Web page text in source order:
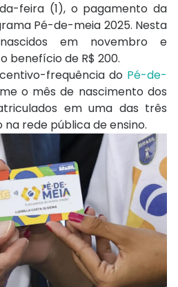
feira (1), o pagamento da
Pé-de-meia 2025. Nesta
em novembro e
benefício de R$ 200.
frequência do Pé-de-
o mês de nascimento dos
em uma das três
na rede pública de ensino.